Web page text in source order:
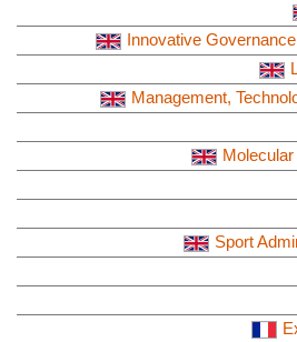
Innovative
Management,
Sport